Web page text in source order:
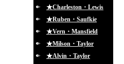
★Charleston・Lewis
★Ruben・Saufkie
★Vern・Mansfield
★Milson・Taylor
★Alvin・Taylor